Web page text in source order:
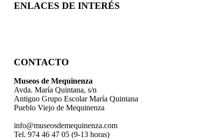
ENLACES DE INTERÉS
CONTACTO
Museos de Mequinenza
Avda. María Quintana, s/n
Antiguo Grupo Escolar María Quintana
Pueblo Viejo de Mequinenza
info@museosdemequinenza.com
Tel. 974 46 47 05 (9-13 horas)